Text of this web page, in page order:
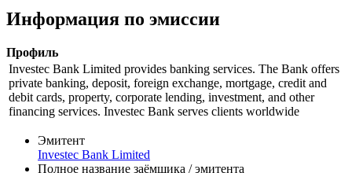
*** |
***
Информация по эмиссии
Профиль
Investec Bank Limited provides banking services. The Bank offers
private banking, deposit, foreign exchange, mortgage, credit and
debit cards, property, corporate lending, investment, and other
financing services. Investec Bank serves clients worldwide